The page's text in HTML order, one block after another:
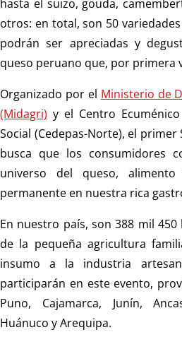
hasta el suizo, gouda,
otros: en total, son 50
podrán ser apreciadas y
queso peruano que, por primera
Organizado por el Ministerio de
(Midagri) y el Centro
Social (Cedepas-Norte), el
busca que los consumidores
universo del queso,
permanente en nuestra rica
En nuestro país, son 388 mil
de la pequeña agricultura
insumo a la industria
participarán en este evento,
Puno, Cajamarca, Junín,
Huánuco y Arequipa.